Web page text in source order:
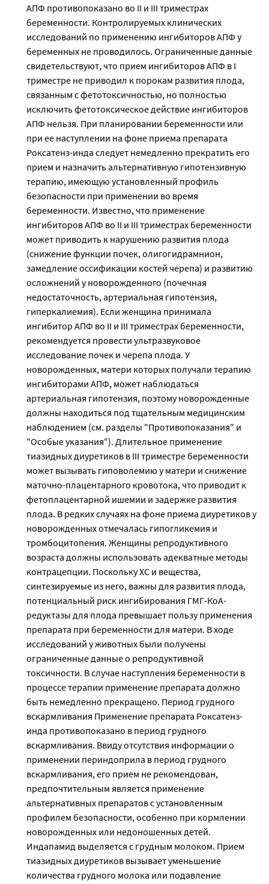
АПФ противопоказано во II и III триместрах
беременности. Контролируемых клинических
исследований по применению ингибиторов АПФ у
беременных не проводилось. Ограниченные данные
свидетельствуют, что прием ингибиторов АПФ в I
триместре не приводил к порокам развития плода,
связанным с фетотоксичностью, но полностью
исключить фетотоксическое действие ингибиторов
АПФ нельзя. При планировании беременности или
при ее наступлении на фоне приема препарата
Роксатенз-инда следует немедленно прекратить его
прием и назначить альтернативную гипотензивную
терапию, имеющую установленный профиль
безопасности при применении во время
беременности. Известно, что применение
ингибиторов АПФ во II и III триместрах беременности
может приводить к нарушению развития плода
(снижение функции почек, олигогидрамнион,
замедление оссификации костей черепа) и развитию
осложнений у новорожденного (почечная
недостаточность, артериальная гипотензия,
гиперкалиемия). Если женщина принимала
ингибитор АПФ во II и III триместрах беременности,
рекомендуется провести ультразвуковое
исследование почек и черепа плода. У
новорожденных, матери которых получали терапию
ингибиторами АПФ, может наблюдаться
артериальная гипотензия, поэтому новорожденные
должны находиться под тщательным медицинским
наблюдением (см. разделы "Противопоказания" и
"Особые указания"). Длительное применение
тиазидных диуретиков в III триместре беременности
может вызывать гиповолемию у матери и снижение
маточно-плацентарного кровотока, что приводит к
фетоплацентарной ишемии и задержке развития
плода. В редких случаях на фоне приема диуретиков у
новорожденных отмечалась гипогликемия и
тромбоцитопения. Женщины репродуктивного
возраста должны использовать адекватные методы
контрацепции. Поскольку ХС и вещества,
синтезируемые из него, важны для развития плода,
потенциальный риск ингибирования ГМГ-КоА-
редуктазы для плода превышает пользу применения
препарата при беременности для матери. В ходе
исследований у животных были получены
ограниченные данные о репродуктивной
токсичности. В случае наступления беременности в
процессе терапии применение препарата должно
быть немедленно прекращено. Период грудного
вскармливания Применение препарата Роксатенз-
инда противопоказано в период грудного
вскармливания. Ввиду отсутствия информации о
применении периндоприла в период грудного
вскармливания, его прием не рекомендован,
предпочтительным является применение
альтернативных препаратов с установленным
профилем безопасности, особенно при кормлении
новорожденных или недоношенных детей.
Индапамид выделяется с грудным молоком. Прием
тиазидных диуретиков вызывает уменьшение
количества грудного молока или подавление